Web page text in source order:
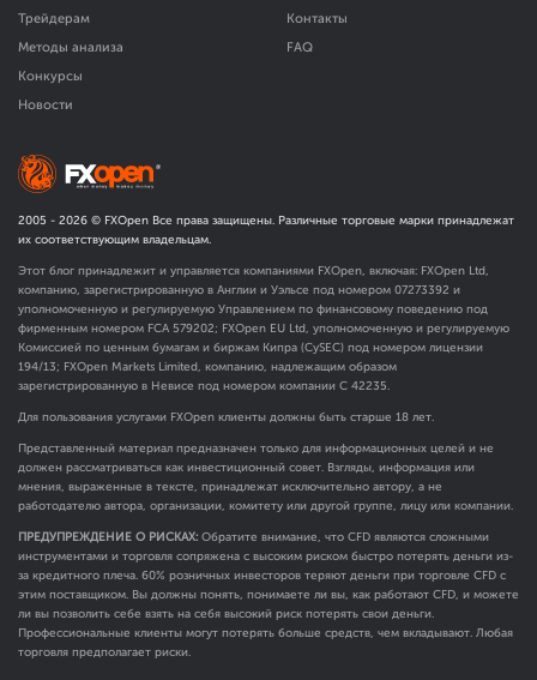
Трейдерам
Методы анализа
Конкурсы
Новости
Контакты
FAQ
2005 - 2026 © FXOpen Все права защищены. Различные торговые марки принадлежат
их соответствующим владельцам.
Этот блог принадлежит и управляется компаниями FXOpen, включая: FXOpen Ltd,
компанию, зарегистрированную в Англии и Уэльсе под номером 07273392 и
уполномоченную и регулируемую Управлением по финансовому поведению под
фирменным номером FCA 579202; FXOpen EU Ltd, уполномоченную и регулируемую
Комиссией по ценным бумагам и биржам Кипра (CySEC) под номером лицензии
194/13; FXOpen Markets Limited, компанию, надлежащим образом
зарегистрированную в Невисе под номером компании C 42235.
Для пользования услугами FXOpen клиенты должны быть старше 18 лет.
Представленный материал предназначен только для информационных целей и не
должен рассматриваться как инвестиционный совет. Взгляды, информация или
мнения, выраженные в тексте, принадлежат исключительно автору, а не
работодателю автора, организации, комитету или другой группе, лицу или компании.
ПРЕДУПРЕЖДЕНИЕ О РИСКАХ: Обратите внимание, что CFD являются сложными
инструментами и торговля сопряжена с высоким риском быстро потерять деньги из-
за кредитного плеча. 60% розничных инвесторов теряют деньги при торговле CFD с
этим поставщиком. Вы должны понять, понимаете ли вы, как работают CFD, и можете
ли вы позволить себе взять на себя высокий риск потерять свои деньги.
Профессиональные клиенты могут потерять больше средств, чем вкладывают. Любая
торговля предполагает риски.